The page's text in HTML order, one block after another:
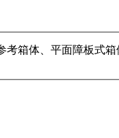
考箱体、平面障板